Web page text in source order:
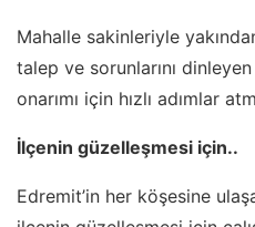
Mahalle sakinleriyle
talep ve sorunlarını
onarımı için hızlı adımlar
İlçenin güzelleşmesi için..
Edremit’in her köşesine